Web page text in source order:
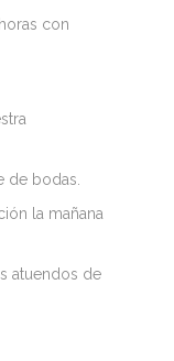
con
de bodas.
la mañana
atuendos de